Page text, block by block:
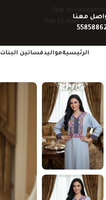
Skip to navigation
Skip to main content
معنا
الرئيسيةمواليدفساتين البنات